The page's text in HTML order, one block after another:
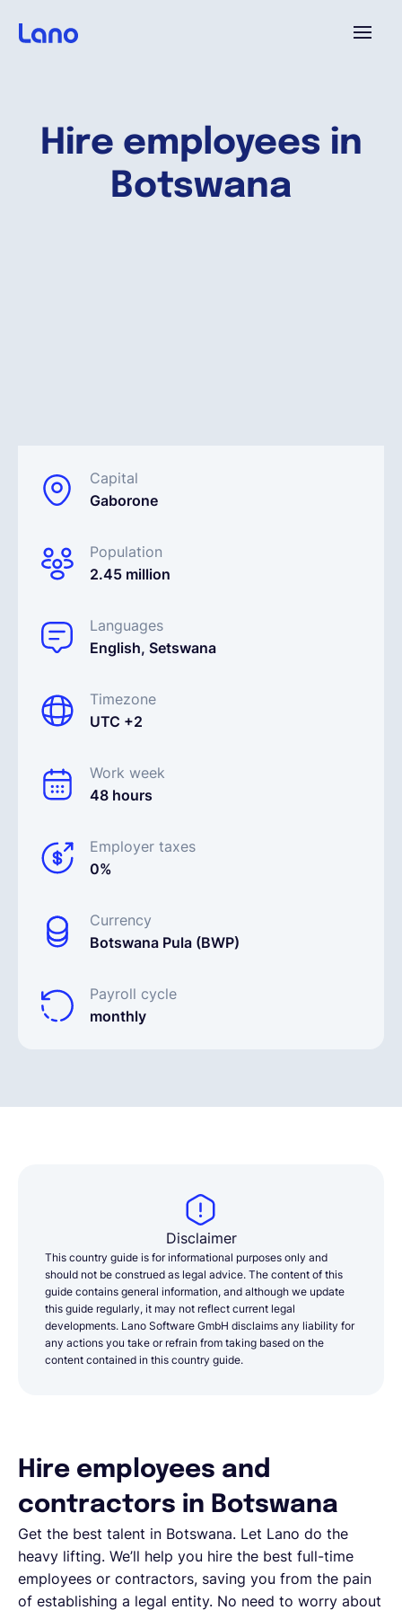
Hire employees in
Botswana
Capital
Gaborone
Population
2.45 million
Languages
English, Setswana
Timezone
UTC +2
Work week
48 hours
Employer taxes
0%
Currency
Botswana Pula (BWP)
Payroll cycle
monthly
¿Por qué Lano?
Solicita una demo
EOR & Payroll
Contractor Management
Disclaimer
This country guide is for informational purposes only and
should not be construed as legal advice. The content of this
guide contains general information, and although we update
this guide regularly, it may not reflect current legal
developments. Lano Software GmbH disclaims any liability for
any actions you take or refrain from taking based on the
content contained in this country guide.
Hire employees and
contractors in Botswana
Get the best talent in Botswana. Let Lano do the
heavy lifting. We’ll help you hire the best full-time
employees or contractors, saving you from the pain
of establishing a legal entity. No need to worry about